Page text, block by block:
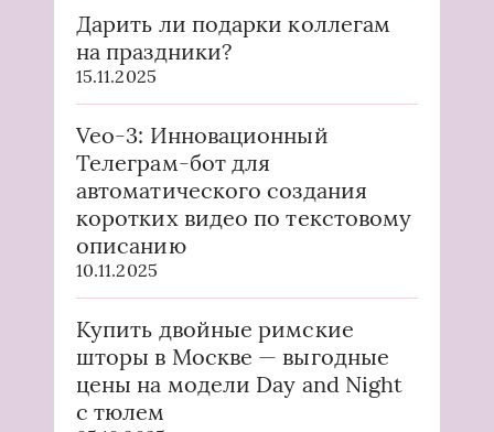
Дарить ли подарки коллегам
на праздники?
15.11.2025
Veo-3: Инновационный
Телеграм-бот для
автоматического создания
коротких видео по текстовому
описанию
10.11.2025
Купить двойные римские
шторы в Москве — выгодные
цены на модели Day and Night
с тюлем